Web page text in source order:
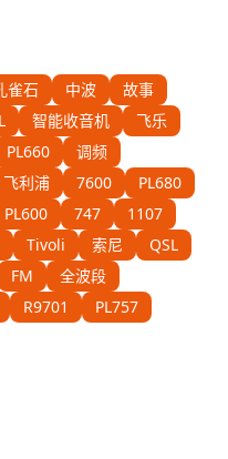
雀石 中波
故事
智能收音机
飞乐
PL660
调频
飞利浦 7600
PL680
PL600 747
1107
Tivoli 索尼
QSL
FM
全波段
R9701
PL757